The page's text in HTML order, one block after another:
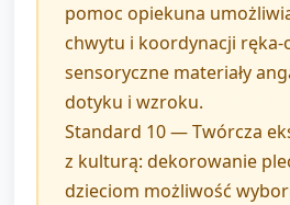
pomoc opiekuna
chwytu i koordynacji ręka-
sensoryczne materiały
dotyku i wzroku.
Standard 10 — Twórcza
z kulturą: dekorowanie
dzieciom możliwość